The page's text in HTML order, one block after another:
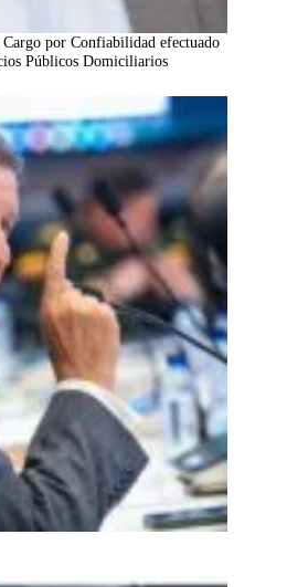
por Confiabilidad efectuado
Públicos Domiciliarios